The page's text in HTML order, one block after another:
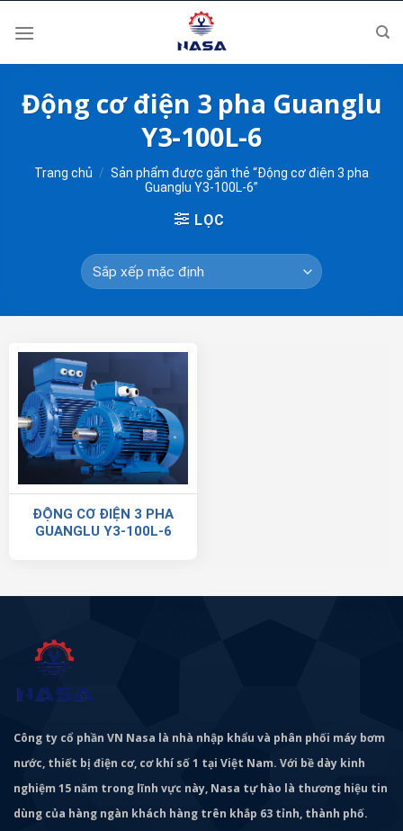
Động cơ điện 3 pha Guanglu
Y3-100L-6
Trang chủ / Sản phẩm được gắn thẻ “Động cơ điện 3 pha
Guanglu Y3-100L-6”
LỌC
ĐỘNG CƠ ĐIỆN 3 PHA
GUANGLU Y3-100L-6
Công ty cổ phần VN Nasa là nhà nhập khẩu và phân phối máy bơm
nước, thiết bị điện cơ, cơ khí số 1 tại Việt Nam. Với bề dày kinh
nghiệm 15 năm trong lĩnh vực này, Nasa tự hào là thương hiệu tin
dùng của hàng ngàn khách hàng trên khắp 63 tỉnh, thành phố.